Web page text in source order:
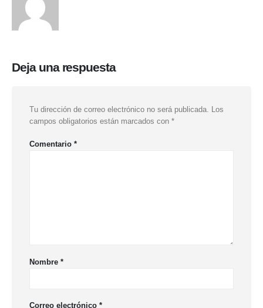
Deja una respuesta
Tu dirección de correo electrónico no será publicada. Los
campos obligatorios están marcados con *
Comentario *
Nombre *
Correo electrónico *